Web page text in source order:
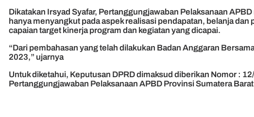
Dikatakan Irsyad Syafar, Pertanggungjawaban Pelaksanaan
hanya menyangkut pada aspek realisasi pendapatan, belanja
capaian target kinerja program dan kegiatan yang dicapai.
“Dari pembahasan yang telah dilakukan Badan Anggaran
2023,” ujarnya
Untuk diketahui, Keputusan DPRD dimaksud diberikan Nomor :
Pertanggungjawaban Pelaksanaan APBD Provinsi Sumatera